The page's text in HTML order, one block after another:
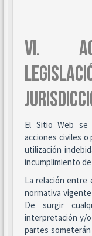
VI.
El Sitio Web se
acciones civiles o
utilización
incumplimiento
La relación entre
normativa
De surgir
interpretación y/o
partes